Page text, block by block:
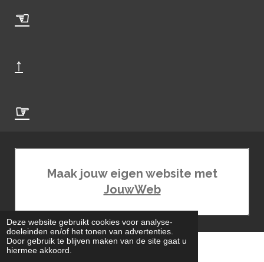
Deze website gebruikt cookies voor analyse-
doeleinden en/of het tonen van advertenties.
Door gebruik te blijven maken van de site gaat u
hiermee akkoord.
☜
↑
☞
Maak jouw eigen website met
JouwWeb
.